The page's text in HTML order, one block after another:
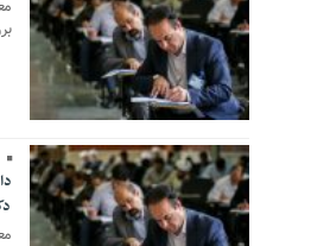
10 مارس 2025